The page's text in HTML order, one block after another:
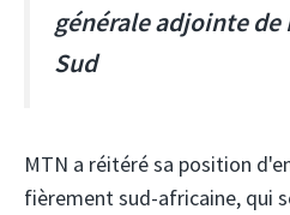
générale adjointe de
Sud
MTN a réitéré sa position
fièrement sud-africaine, qui